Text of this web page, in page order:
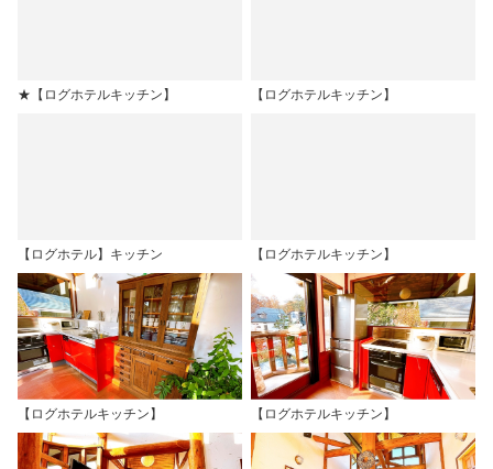
★【ログホテルキッチン】 【ログホテルキッチン】
【ログホテル】キッチン 【ログホテルキッチン】
【ログホテルキッチン】 【ログホテルキッチン】